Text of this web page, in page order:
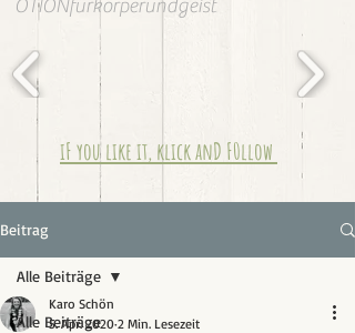
OTIONfürkörperundgeist
iF you like it, klick anD F0llow
Beitrag
Alle Beiträge
Alle Beiträge
Karo Schön
5. Apr. 2020 2 Min. Lesezeit